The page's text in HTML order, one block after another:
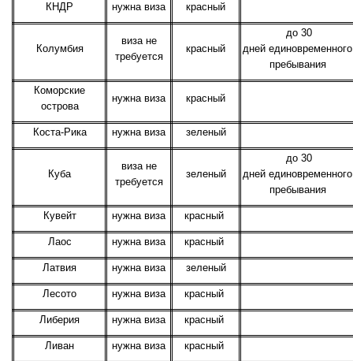
КНДР нужна виза красный
Колумбия
виза не
требуется
красный
до 30
дней единовременного
пребывания
Коморские
острова
нужна виза красный
Коста-Рика нужна виза зеленый
Куба
виза не
требуется
зеленый
до 30
дней единовременного
пребывания
Кувейт нужна виза красный
Лаос нужна виза красный
Латвия нужна виза зеленый
Лесото нужна виза красный
Либерия нужна виза красный
Ливан нужна виза красный